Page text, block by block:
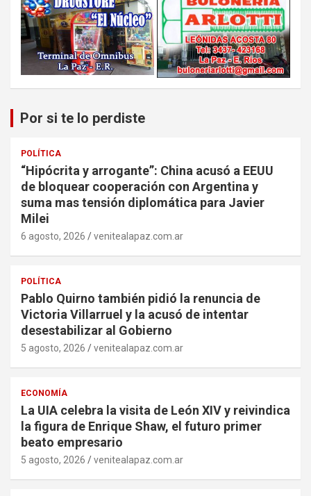
Por si te lo perdiste
POLÍTICA
“Hipócrita y arrogante”: China acusó a EEUU
de bloquear cooperación con Argentina y
suma mas tensión diplomática para Javier
Milei
6 agosto, 2026 venitealapaz.com.ar
POLÍTICA
Pablo Quirno también pidió la renuncia de
Victoria Villarruel y la acusó de intentar
desestabilizar al Gobierno
5 agosto, 2026 venitealapaz.com.ar
ECONOMÍA
La UIA celebra la visita de León XIV y reivindica
la figura de Enrique Shaw, el futuro primer
beato empresario
5 agosto, 2026 venitealapaz.com.ar